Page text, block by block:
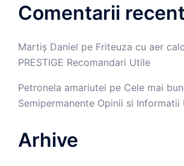
Comentarii
Martiș Daniel pe Friteuza cu aer
PRESTIGE Recomandari Utile
Petronela amariutei pe Cele mai
Semipermanente Opinii si Informatii
Arhive